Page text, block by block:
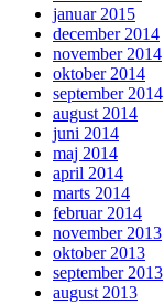
januar 2015
december 2014
november 2014
oktober 2014
september 2014
august 2014
juni 2014
maj 2014
april 2014
marts 2014
februar 2014
november 2013
oktober 2013
september 2013
august 2013